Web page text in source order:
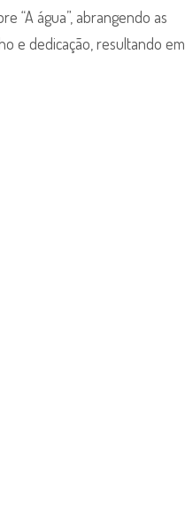
“A água”, abrangendo as
e dedicação, resultando em